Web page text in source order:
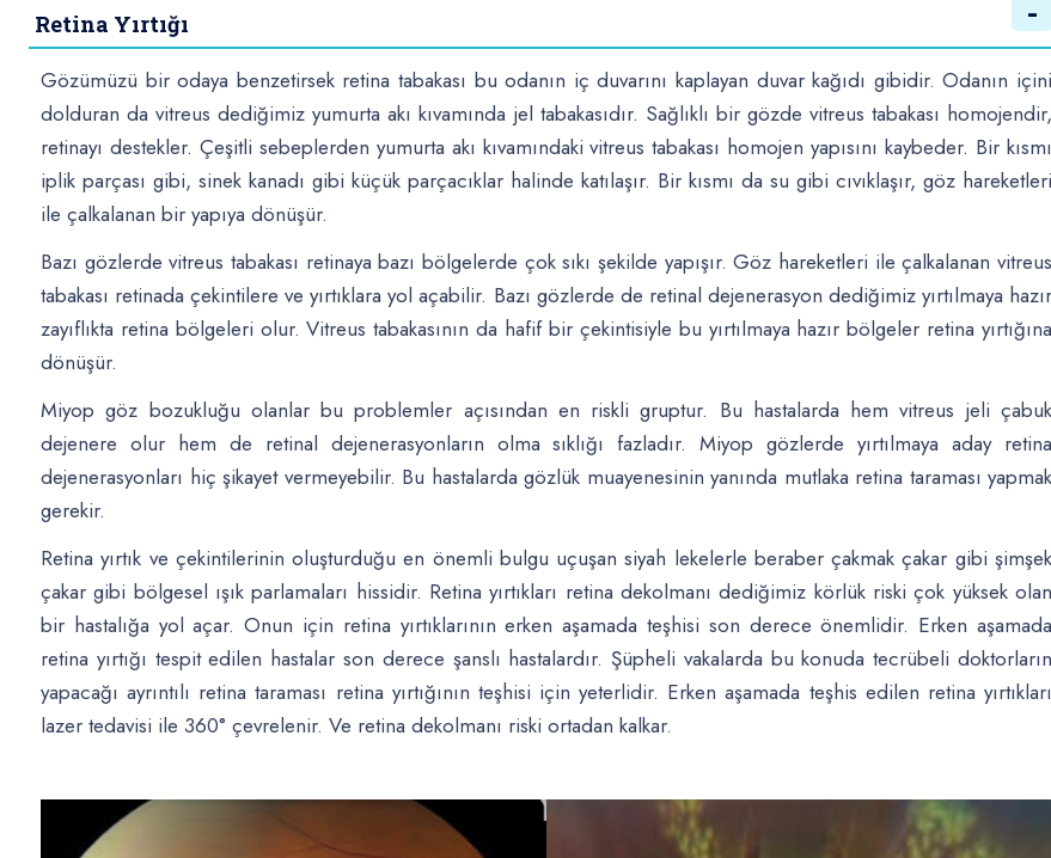
Retina Yırtığı
Gözümüzü bir odaya benzetirsek retina tabakası bu odanın iç duvarını kaplayan duvar kağıdı gibidir. Odanın içini
dolduran da vitreus dediğimiz yumurta akı kıvamında jel tabakasıdır. Sağlıklı bir gözde vitreus tabakası homojendir,
retinayı destekler. Çeşitli sebeplerden yumurta akı kıvamındaki vitreus tabakası homojen yapısını kaybeder. Bir kısmı
iplik parçası gibi, sinek kanadı gibi küçük parçacıklar halinde katılaşır. Bir kısmı da su gibi cıvıklaşır, göz hareketleri
ile çalkalanan bir yapıya dönüşür.
Bazı gözlerde vitreus tabakası retinaya bazı bölgelerde çok sıkı şekilde yapışır. Göz hareketleri ile çalkalanan vitreus
tabakası retinada çekintilere ve yırtıklara yol açabilir. Bazı gözlerde de retinal dejenerasyon dediğimiz yırtılmaya hazır
zayıflıkta retina bölgeleri olur. Vitreus tabakasının da hafif bir çekintisiyle bu yırtılmaya hazır bölgeler retina yırtığına
dönüşür.
Miyop göz bozukluğu olanlar bu problemler açısından en riskli gruptur. Bu hastalarda hem vitreus jeli çabuk
dejenere olur hem de retinal dejenerasyonların olma sıklığı fazladır. Miyop gözlerde yırtılmaya aday retina
dejenerasyonları hiç şikayet vermeyebilir. Bu hastalarda gözlük muayenesinin yanında mutlaka retina taraması yapmak
gerekir.
Retina yırtık ve çekintilerinin oluşturduğu en önemli bulgu uçuşan siyah lekelerle beraber çakmak çakar gibi şimşek
çakar gibi bölgesel ışık parlamaları hissidir. Retina yırtıkları retina dekolmanı dediğimiz körlük riski çok yüksek olan
bir hastalığa yol açar. Onun için retina yırtıklarının erken aşamada teşhisi son derece önemlidir. Erken aşamada
retina yırtığı tespit edilen hastalar son derece şanslı hastalardır. Şüpheli vakalarda bu konuda tecrübeli doktorların
yapacağı ayrıntılı retina taraması retina yırtığının teşhisi için yeterlidir. Erken aşamada teşhis edilen retina yırtıkları
lazer tedavisi ile 360° çevrelenir. Ve retina dekolmanı riski ortadan kalkar.